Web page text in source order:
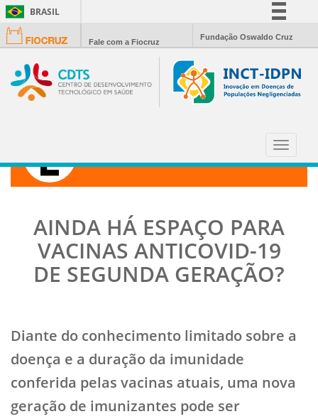
BRASIL
Simplifique!
Participe
Acesso à informação
Fale com a Fiocruz
Fundação Oswaldo Cruz
Toggle
AINDA HÁ ESPAÇO PARA
VACINAS ANTICOVID-19
DE SEGUNDA GERAÇÃO?
Diante do conhecimento limitado sobre a
doença e a duração da imunidade
conferida pelas vacinas atuais, uma nova
geração de imunizantes pode ser